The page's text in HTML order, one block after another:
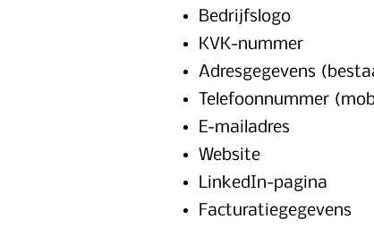
Bedrijfslogo
KVK-nummer
Adresgegevens
Telefoonnummer
E-mailadres
Website
LinkedIn-pagina
Facturatiegegevens